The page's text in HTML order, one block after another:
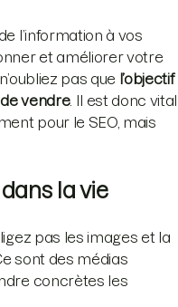
l’information à vos
et améliorer votre
pas que l’objectif
vendre. Il est donc vital
pour le SEO, mais
dans la vie
pas les images et la
sont des médias
concrètes les